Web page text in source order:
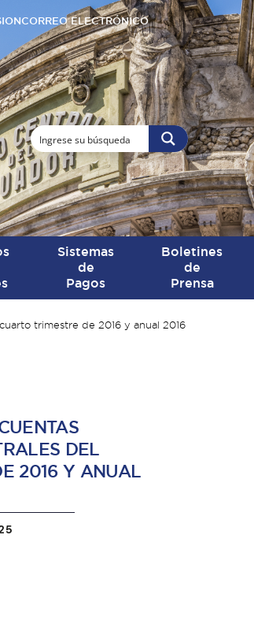
CORREO ELECTRÓNICO
Sistemas
de
Pagos
Boletines
de
Prensa
trimestre de 2016 y anual 2016
DEL
2016 Y ANUAL